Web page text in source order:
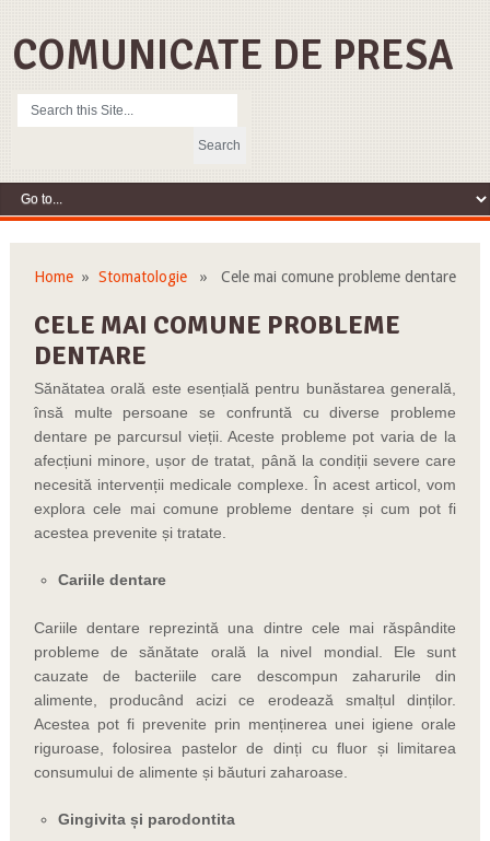
COMUNICATE DE PRESA
Home» Stomatologie» Cele mai comune probleme dentare
CELE MAI COMUNE PROBLEME
DENTARE
Sănătatea orală este esențială pentru bunăstarea generală,
însă multe persoane se confruntă cu diverse probleme
dentare pe parcursul vieții. Aceste probleme pot varia de la
afecțiuni minore, ușor de tratat, până la condiții severe care
necesită intervenții medicale complexe. În acest articol, vom
explora cele mai comune probleme dentare și cum pot fi
acestea prevenite și tratate.
Cariile dentare
Cariile dentare reprezintă una dintre cele mai răspândite
probleme de sănătate orală la nivel mondial. Ele sunt
cauzate de bacteriile care descompun zaharurile din
alimente, producând acizi ce erodează smalțul dinților.
Acestea pot fi prevenite prin menținerea unei igiene orale
riguroase, folosirea pastelor de dinți cu fluor și limitarea
consumului de alimente și băuturi zaharoase.
Gingivita și parodontita